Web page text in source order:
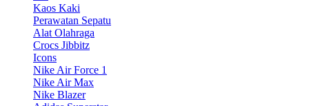
Kaos Kaki
Perawatan Sepatu
Alat Olahraga
Crocs Jibbitz
Icons
Nike Air Force 1
Nike Air Max
Nike Blazer